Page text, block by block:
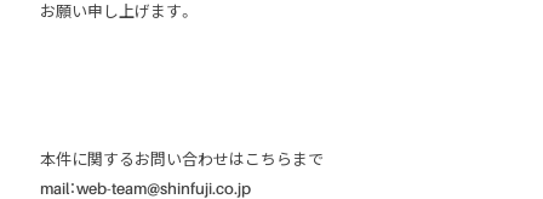
お願い申し上げます。
本件に関するお問い合わせはこちらまで
mail：web-team@shinfuji.co.jp